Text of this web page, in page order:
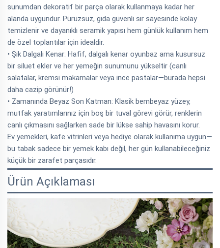
sunumdan dekoratif bir parça olarak kullanmaya kadar her
alanda uygundur. Pürüzsüz, gıda güvenli sır sayesinde kolay
temizlenir ve dayanıklı seramik yapısı hem günlük kullanım hem
de özel toplantılar için idealdir.
• Şık Dalgalı Kenar: Hafif, dalgalı kenar oyunbaz ama kusursuz
bir siluet ekler ve her yemeğin sunumunu yükseltir (canlı
salatalar, kremsi makarnalar veya ince pastalar—burada hepsi
daha cazip görünür!)
• Zamanında Beyaz Son Katman: Klasik bembeyaz yüzey,
mutfak yaratımlarınız için boş bir tuval görevi görür, renklerin
canlı çıkmasını sağlarken sade bir lükse sahip havasını korur.
Ev yemekleri, kafe vitrinleri veya hediye olarak kullanıma uygun—
bu tabak sadece bir yemek kabı değil, her gün kullanabileceğiniz
küçük bir zarafet parçasıdır.
Ürün Açıklaması